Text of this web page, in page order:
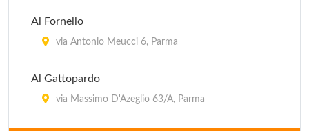
Al Fornello
via Antonio Meucci 6, Parma
Al Gattopardo
via Massimo D'Azeglio 63/A, Parma